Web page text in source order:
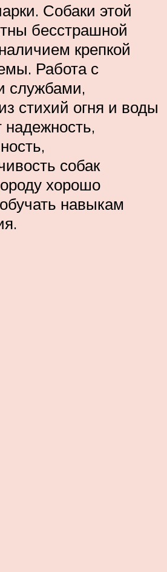
Собаки этой
бесстрашной
крепкой
Работа с
службами,
стихий огня и воды
надежность,
собак
хорошо
навыкам